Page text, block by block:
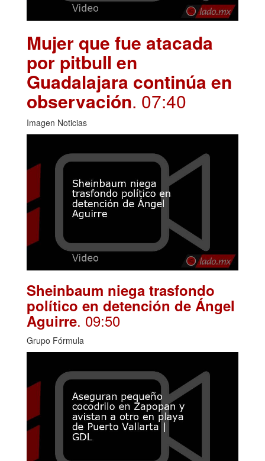
Mujer que fue atacada
por pitbull en
Guadalajara continúa en
observación. 07:40
Imagen Noticias
Sheinbaum niega trasfondo
político en detención de Ángel
Aguirre. 09:50
Grupo Fórmula